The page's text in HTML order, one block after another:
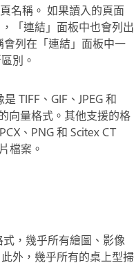
名稱。 如果讀入的頁面
「連結」面板中也會列出
列在「連結」面板中一
別。
TIFF、GIF、JPEG 和
向量格式。其他支援的格
、PNG 和 Scitex CT
檔案。
，幾乎所有繪圖、影像
外，幾乎所有的桌上型掃